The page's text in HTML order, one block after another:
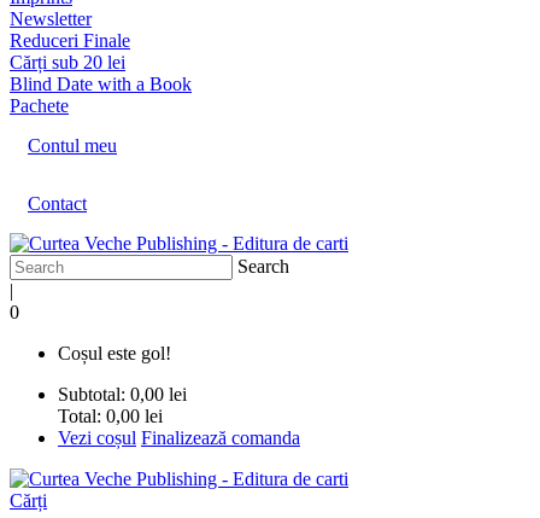
Newsletter
Reduceri Finale
Cărți sub 20 lei
Blind Date with a Book
Pachete
Contul meu
Contact
Search
|
0
Coșul este gol!
Subtotal: 0,00 lei
Total: 0,00 lei
Vezi coșul Finalizează comanda
Cărți